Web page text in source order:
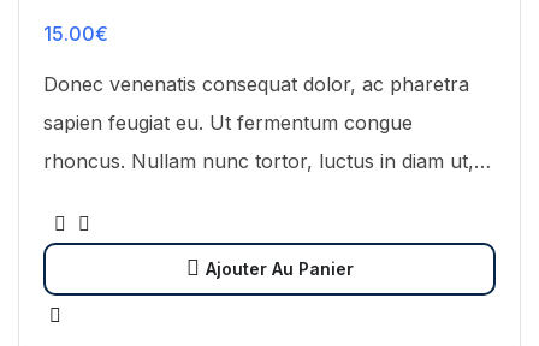
15.00€
Donec venenatis consequat dolor, ac pharetra
sapien feugiat eu. Ut fermentum congue
rhoncus. Nullam nunc tortor, luctus in diam ut,
arcu pulvinar…
Ajouter Au Panier